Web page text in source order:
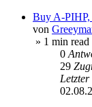
Buy A-PIHP,
von
» 1 min read
0
29